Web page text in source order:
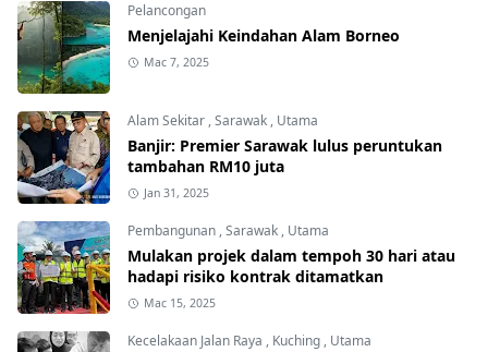
Pelancongan
Menjelajahi Keindahan Alam Borneo
Mac 7, 2025
Alam Sekitar ,Sarawak , Utama
Banjir: Premier Sarawak lulus peruntukan
tambahan RM10 juta
Jan 31, 2025
Pembangunan ,Sarawak , Utama
Mulakan projek dalam tempoh 30 hari atau
hadapi risiko kontrak ditamatkan
Mac 15, 2025
Kecelakaan Jalan Raya , Kuching , Utama